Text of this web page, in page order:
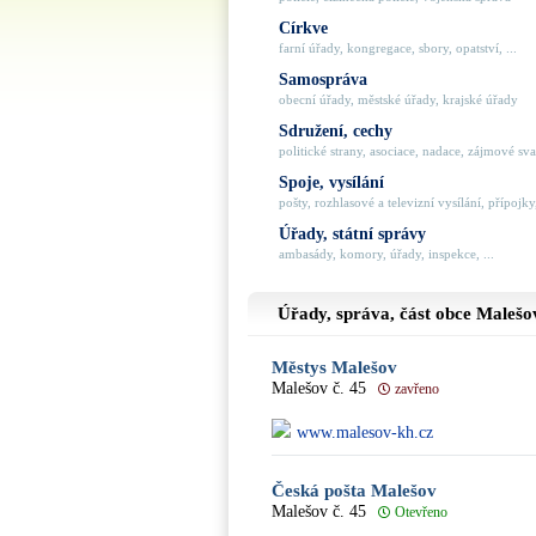
Církve
farní úřady, kongregace, sbory, opatství, ...
Samospráva
obecní úřady, městské úřady, krajské úřady
Sdružení, cechy
politické strany, asociace, nadace, zájmové
Spoje, vysílání
pošty, rozhlasové a televizní vysílání, přípojky,
Úřady, státní správy
ambasády, komory, úřady, inspekce, ...
Úřady, správa, část obce
Městys Malešov
Malešov č. 45 zavřeno
www.malesov-kh.cz
Česká pošta Malešov
Malešov č. 45 Otevřeno